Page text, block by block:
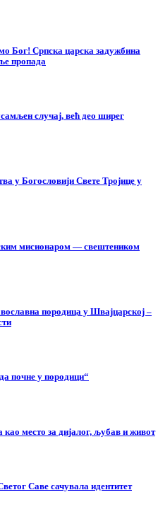
Бог! Српска царска задужбина
пропада
случај, већ део ширег
у Богословији Свете Тројице у
мисионаром — свештеником
породица у Швајцарској –
почне у породици“
место за дијалог, љубав и живот
Саве сачувала идентитет